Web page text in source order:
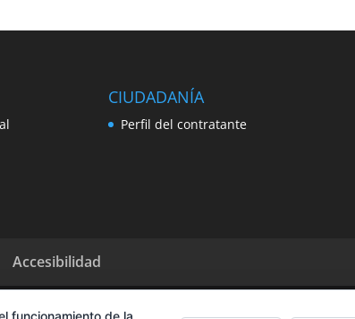
CIUDADANÍA
Perfil del contratante
Accesibilidad
funcionamiento de la